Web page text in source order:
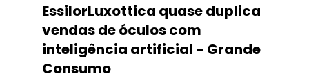
EssilorLuxottica quase duplica
vendas de óculos com
inteligência artificial - Grande
Consumo